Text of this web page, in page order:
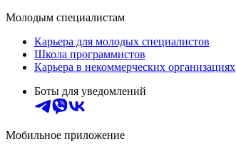
Молодым специалистам
Карьера для молодых специалистов
Школа программистов
Карьера в некоммерческих организациях
Боты для уведомлений
Мобильное приложение